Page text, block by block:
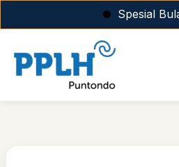
Spesial Bulan
to